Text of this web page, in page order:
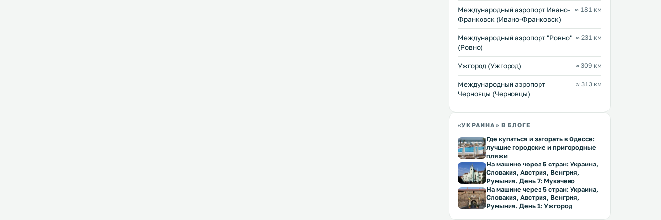
Международный аэропорт Ивано-
Франковск (Ивано-Франковск)
≈ 181 км
Междунарoдный аэропорт "Ровно"
(Ровно)
≈ 231 км
Ужгород (Ужгород) ≈ 309 км
Международный аэропорт
Черновцы (Черновцы)
≈ 313 км
«УКРАИНА» В БЛОГЕ
Где купаться и загорать в Одессе:
лучшие городские и пригородные
пляжи
На машине через 5 стран: Украина,
Словакия, Австрия, Венгрия,
Румыния. День 7: Мукачево
На машине через 5 стран: Украина,
Словакия, Австрия, Венгрия,
Румыния. День 1: Ужгород